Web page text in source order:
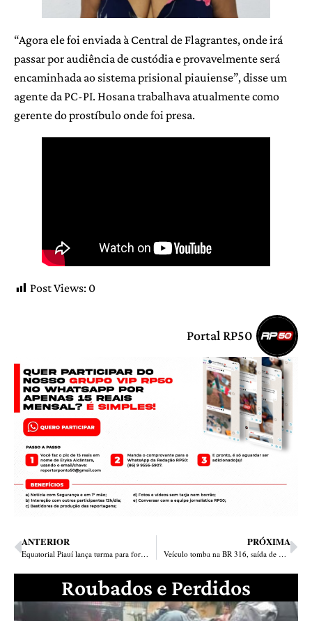
“Agora ele foi enviada à Central de Flagrantes, onde irá
passar por audiência de custódia e provavelmente será
encaminhada ao sistema prisional piauiense”, disse um
agente da PC-PI. Hosana trabalhava atualmente como
gerente do prostíbulo onde foi presa.
Post Views: 0
Portal RP50
ANTERIOR
Equatorial Piauí lança turma para formar novos eletricistas e garante 35% das vagas a mulheres
PRÓXIMA
Veículo tomba na BR 316, saída de Timon, e mata mulher de 70 anos
Roubados e Perdidos